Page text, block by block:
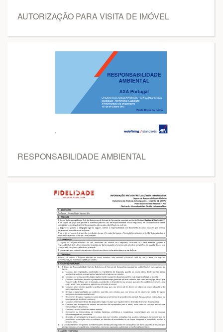
AUTORIZAÇÃO PARA VISITA DE IMÓVEL
RESPONSABILIDADE AMBIENTAL